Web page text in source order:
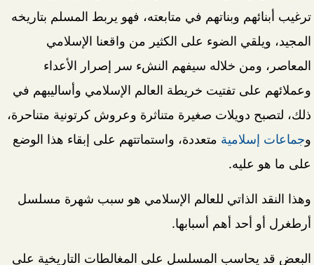
ترغيب أبنائهم وبناتهم في متابعته، فهو يربط المسلم بتاريخه
المجيد، ويلقي الضوء على الكثير من واقعنا الإسلامي
المعاصر، ومن خلاله سيفهم النشء سر إصرار الأعداء
وعملائهم على تفتيت خريطة العالم الإسلامي وأساليبهم في
ذلك، لتصبح دويلات صغيرة متناثرة وعروش كرتونية متناحرة،
وجماعات إسلامية متعددة، واستماتتهم على إبقاء هذا الوضع
على ما هو عليه.
وهذا النقد الذاتي للعالم الإسلامي هو سبب شهرة مسلسل
أرطغرل أو أحد أهم أسبابها.
البعض قد يحاسب المسلسل على المغالطات التاريخية على